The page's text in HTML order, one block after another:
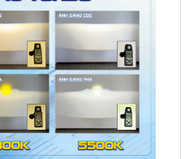
của Bi Gầm XLight F10